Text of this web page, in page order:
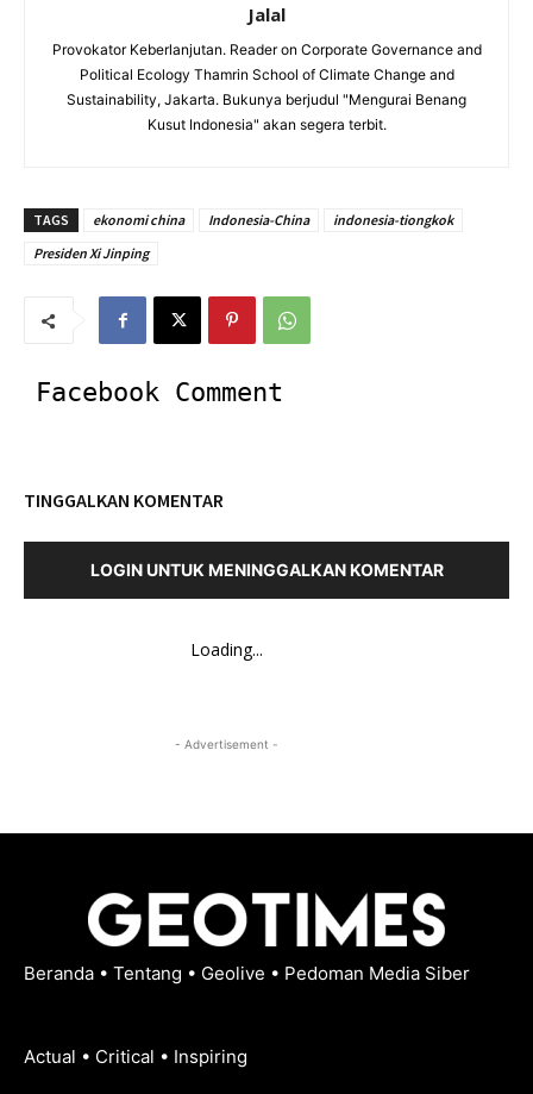
Jalal
Provokator Keberlanjutan. Reader on Corporate Governance and
Political Ecology Thamrin School of Climate Change and
Sustainability, Jakarta. Bukunya berjudul "Mengurai Benang
Kusut Indonesia" akan segera terbit.
TAGS ekonomi china Indonesia-China
indonesia-tiongkok
Presiden Xi Jinping
Facebook Comment
TINGGALKAN KOMENTAR
LOGIN UNTUK MENINGGALKAN KOMENTAR
Loading...
- Advertisement -
Beranda • Tentang • Geolive • Pedoman Media Siber
Actual • Critical • Inspiring